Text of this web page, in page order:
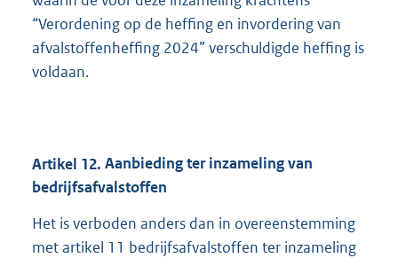
“Verordening op de heffing en invordering van
afvalstoffenheffing 2024” verschuldigde heffing is
voldaan.
Artikel 12. Aanbieding ter inzameling van
bedrijfsafvalstoffen
Het is verboden anders dan in overeenstemming
met artikel 11 bedrijfsafvalstoffen ter inzameling